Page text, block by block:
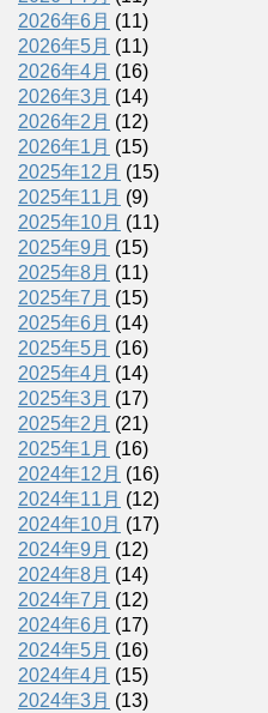
2026年6月 (11)
2026年5月 (11)
2026年4月 (16)
2026年3月 (14)
2026年2月 (12)
2026年1月 (15)
2025年12月 (15)
2025年11月 (9)
2025年10月 (11)
2025年9月 (15)
2025年8月 (11)
2025年7月 (15)
2025年6月 (14)
2025年5月 (16)
2025年4月 (14)
2025年3月 (17)
2025年2月 (21)
2025年1月 (16)
2024年12月 (16)
2024年11月 (12)
2024年10月 (17)
2024年9月 (12)
2024年8月 (14)
2024年7月 (12)
2024年6月 (17)
2024年5月 (16)
2024年4月 (15)
2024年3月 (13)